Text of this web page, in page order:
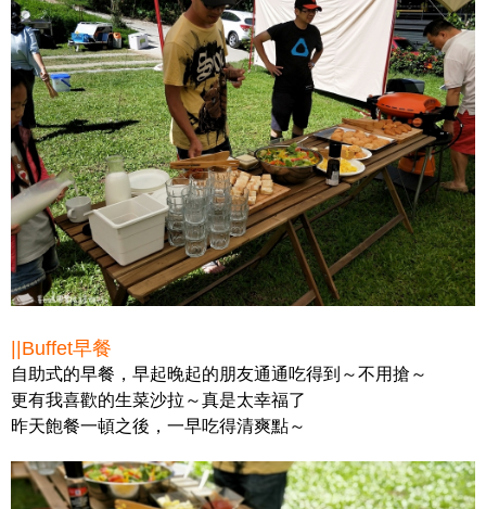
||Buffet早餐
自助式的早餐，早起晚起的朋友通通吃得到～不用搶～
更有我喜歡的生菜沙拉～真是太幸福了
昨天飽餐一頓之後，一早吃得清爽點～